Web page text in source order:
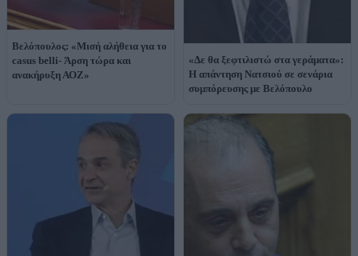
Βελόπουλος: «Μισή αλήθεια για το
casus belli- Άρση τώρα και
ανακήρυξη ΑΟΖ»
«Δε θα ξεφτιλιστώ στα γεράματα»:
Η απάντηση Νατσιού σε σενάρια
συμπόρευσης με Βελόπουλο